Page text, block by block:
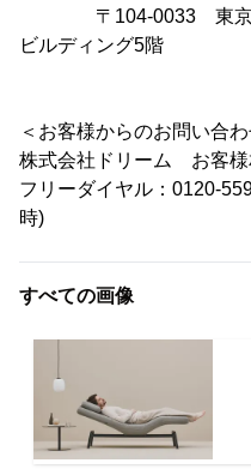
〒104-0033 東京都
ビルディング5階
＜お客様からのお問い合わ
株式会社ドリーム お客様
フリーダイヤル：0120-
時)
すべての画像